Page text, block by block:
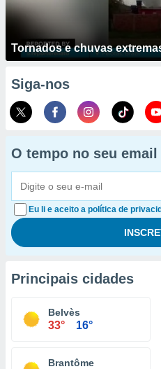
Tornados e chuvas
Siga-nos
O tempo no seu email
Eu li e aceito a política de
Principais cidades
Belvès
33° 16°
Brantôme